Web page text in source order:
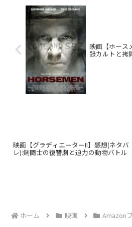
映画【ホース
録カルトと拷
映画【グラディエーターII】感想(ネタバ
レ):剣闘士の復讐劇と迫力の動物バトル
ホーム 映画 Amazon